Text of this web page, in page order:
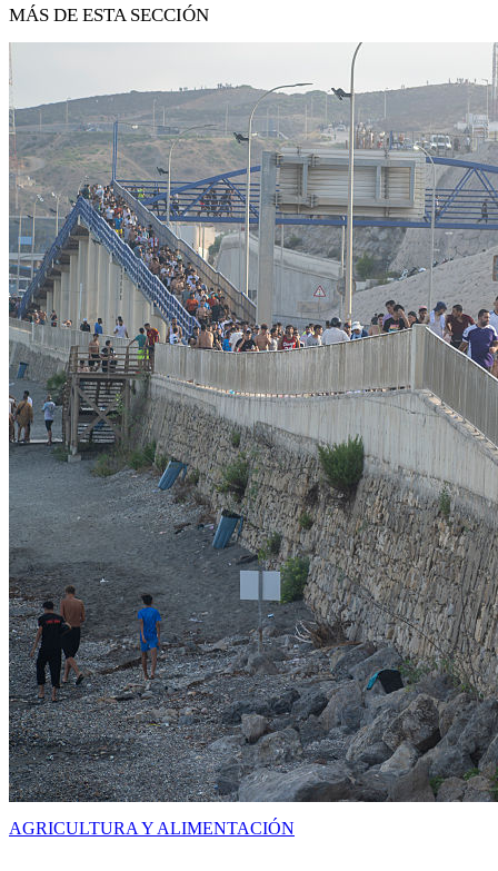
MÁS DE ESTA SECCIÓN
AGRICULTURA Y ALIMENTACIÓN